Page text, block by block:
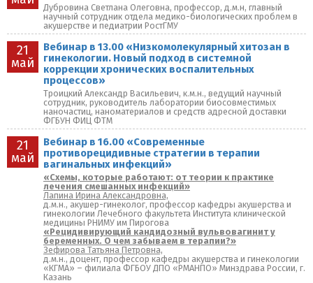
Дубровина Светлана Олеговна, профессор, д.м.н, главный
научный сотрудник отдела медико-биологических проблем в
акушерстве и педиатрии РостГМУ
21
май
Вебинар в 13.00 «Низкомолекулярный хитозан в
гинекологии. Новый подход в системной
коррекции хронических воспалительных
процессов»
Троицкий Александр Васильевич, к.м.н., ведущий научный
сотрудник, руководитель лаборатории биосовместимых
наночастиц, наноматериалов и средств адресной доставки
ФГБУН ФИЦ ФТМ
21
май
Вебинар в 16.00 «Современные
противорецидивные стратегии в терапии
вагинальных инфекций»
«Схемы, которые работают: от теории к практике
лечения смешанных инфекций»
Лапина Ирина Александровна,
д.м.н., акушер-гинеколог, профессор кафедры акушерства и
гинекологии Лечебного факультета Института клинической
медицины РНИМУ им Пирогова
«Рецидивирующий кандидозный вульвовагинит у
беременных. О чем забываем в терапии?»
Зефирова Татьяна Петровна,
д.м.н., доцент, профессор кафедры акушерства и гинекологии
«КГМА» – филиала ФГБОУ ДПО «РМАНПО» Минздрава России, г.
Казань